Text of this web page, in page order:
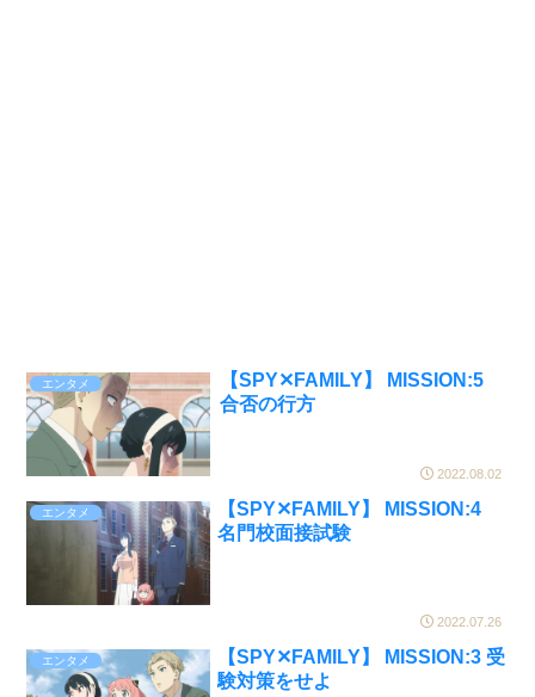
エンタメ
【SPY✕FAMILY】 MISSION:5
合否の行方
2022.08.02
エンタメ
【SPY✕FAMILY】 MISSION:4
名門校面接試験
2022.07.26
エンタメ
【SPY✕FAMILY】 MISSION:3 受
験対策をせよ